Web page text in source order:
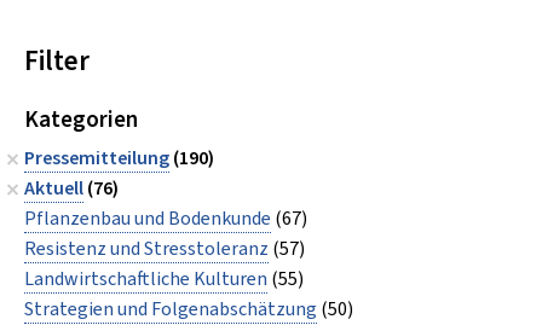
Filter
Kategorien
Pressemitteilung(190)
Aktuell(76)
Pflanzenbau und Bodenkunde (67)
Resistenz und Stresstoleranz (57)
Landwirtschaftliche Kulturen (55)
Strategien und Folgenabschätzung (50)